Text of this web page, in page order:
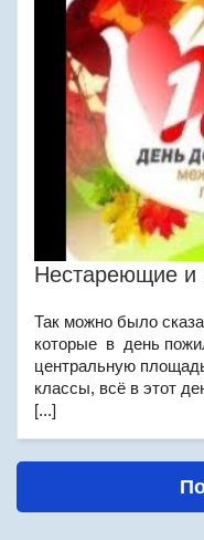
Нестареющие и
Так можно было
которые в день
центральную
классы, всё в этот
[...]